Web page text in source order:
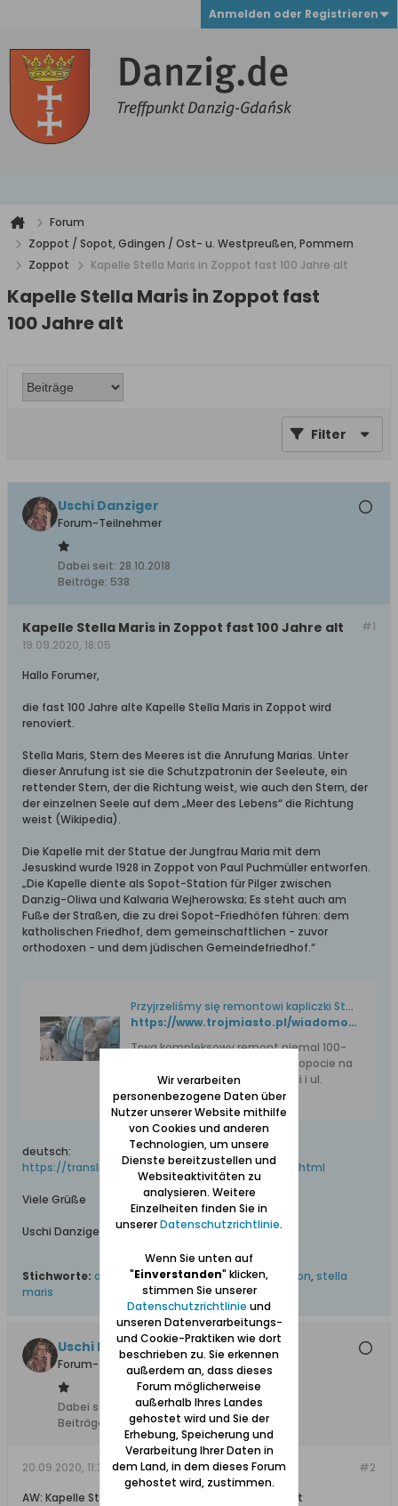
Anmelden oder Registrieren
Forum
Zoppot / Sopot, Gdingen / Ost- u. Westpreußen, Pommern
Zoppot
Kapelle Stella Maris in Zoppot fast 100 Jahre alt
Kapelle Stella Maris in Zoppot fast
100 Jahre alt
Filter
Uschi Danziger
Forum-Teilnehmer
Dabei seit: 28.10.2018
Beiträge: 538
#1
Kapelle Stella Maris in Zoppot fast 100 Jahre alt
19.09.2020, 18:05
Hallo Forumer,
die fast 100 Jahre alte Kapelle Stella Maris in Zoppot wird
renoviert.
Stella Maris, Stern des Meeres ist die Anrufung Marias. Unter
dieser Anrufung ist sie die Schutzpatronin der Seeleute, ein
rettender Stern, der die Richtung weist, wie auch den Stern, der
der einzelnen Seele auf dem „Meer des Lebens“ die Richtung
weist (Wikipedia).
Die Kapelle mit der Statue der Jungfrau Maria mit dem
Jesuskind wurde 1928 in Zoppot von Paul Puchmüller entworfen.
„Die Kapelle diente als Sopot-Station für Pilger zwischen
Danzig-Oliwa und Kalwaria Wejherowska; Es steht auch am
Fuße der Straßen, die zu drei Sopot-Friedhöfen führen: dem
katholischen Friedhof, dem gemeinschaftlichen - zuvor
orthodoxen - und dem jüdischen Gemeindefriedhof.“
Przyjrzeliśmy się remontowi kapliczki Stella Maris w Sopocie
https://www.trojmiasto.pl/wiadomosci/Trwa-remont-kapliczki-Stella-Maris-w-Sopocie-n148823.html
Trwa kompleksowy remont niemal 100-
letniej kapliczki Stella Maris w Sopocie na
skrzyżowaniu al. Niepodległości i ul.
deutsch:
https://translate.google.com/transla...e-n148823.html
Viele Grüße
Uschi Danziger
Stichworte: anrufung marias,kapelle,schutzpatron, stella
maris
Uschi Danziger
Forum-Teilnehmer
Dabei seit:
28.10.2018
Beiträge:
538
#2
20.09.2020, 11:36
AW: Kapelle Stella Maris in Zoppot fast 100 Jahre alt
Wir verarbeiten
personenbezogene Daten über
Nutzer unserer Website mithilfe
von Cookies und anderen
Technologien, um unsere
Dienste bereitzustellen und
Websiteaktivitäten zu
analysieren. Weitere
Einzelheiten finden Sie in
unsererDatenschutzrichtlinie.
Wenn Sie unten auf
"Einverstanden" klicken,
stimmen Sie unserer
Datenschutzrichtlinie und
unseren Datenverarbeitungs-
und Cookie-Praktiken wie dort
beschrieben zu. Sie erkennen
außerdem an, dass dieses
Forum möglicherweise
außerhalb Ihres Landes
gehostet wird und Sie der
Erhebung, Speicherung und
Verarbeitung Ihrer Daten in
dem Land, in dem dieses Forum
gehostet wird, zustimmen.